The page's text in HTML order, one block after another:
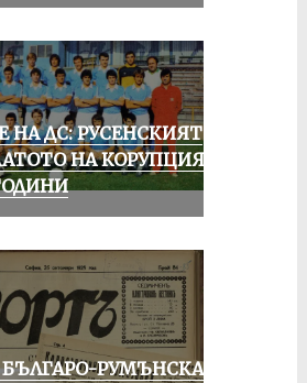
НА ДС: РУСЕНСКИЯТ
НА КОРУПЦИЯТА
БЪЛГАРО-РУМЪНСКА